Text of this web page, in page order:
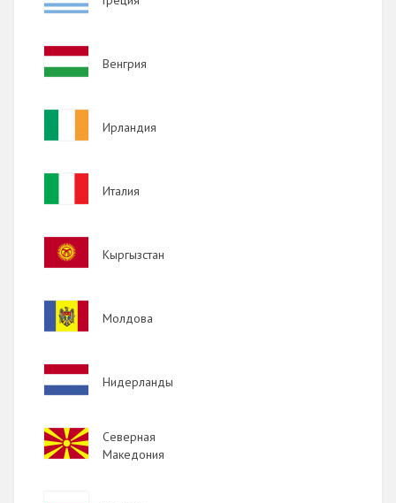
Image
Венгрия
Ирландия
Италия
Image
Кыргызстан
Image
Молдова
Image
Нидерланды
Image
Северная
Македония